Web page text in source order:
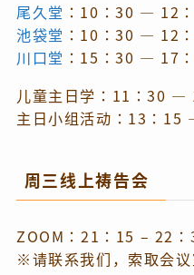
尾久堂 ：10：30 — 12
池袋堂 ：10：30 — 12
川口堂 ：15：30 — 17
儿童主日学：11：30 —
主日小组活动：13：15
周三线上祷告会
ZOOM：21：15 – 22：
※请联系我们，索取会议